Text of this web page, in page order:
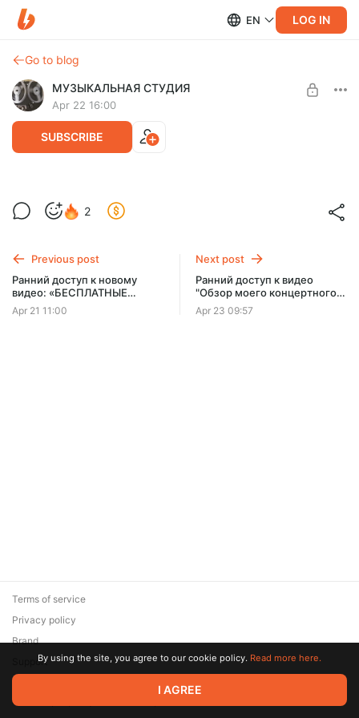
EN LOG IN
Go to blog
МУЗЫКАЛЬНАЯ СТУДИЯ
Apr 22 16:00
SUBSCRIBE
Пресеты Ме-80, которые использовал в
своем творчестве «LV presets 2025 07
SUBSCRIBE
2
Previous post
Ранний доступ к новому
видео: «БЕСПЛАТНЫЕ
пресеты на Boss МЕ-80!
Авторские соляки Валеры
Apr 21 11:00
Next post
Ранний доступ к видео
"Обзор моего концертного
оборудования"
Apr 23 09:57
© 2026 Zaya Solutions Limited. All rights reserved. All trademarks
are the property of their respective owners.
Terms of service
Privacy policy
Brand
SupportBy using the site, you agree to our cookie policy. Read more here.
I AGREE